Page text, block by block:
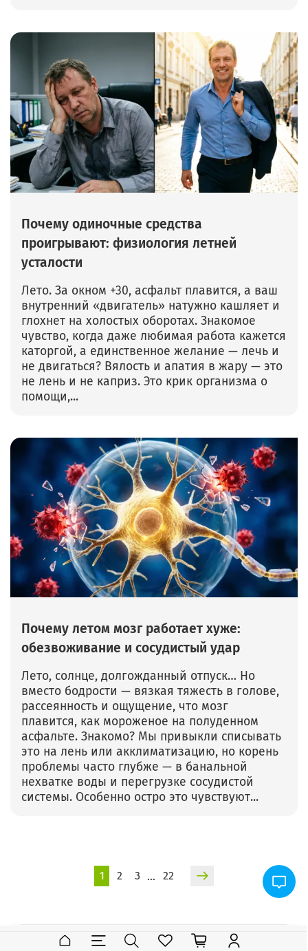
Почему одиночные средства
проигрывают: физиология летней
усталости
Лето. За окном +30, асфальт плавится, а ваш
внутренний «двигатель» натужно кашляет и
глохнет на холостых оборотах. Знакомое
чувство, когда даже любимая работа кажется
каторгой, а единственное желание — лечь и
не двигаться? Вялость и апатия в жару — это
не лень и не каприз. Это крик организма о
помощи,...
Почему летом мозг работает хуже:
обезвоживание и сосудистый удар
Лето, солнце, долгожданный отпуск… Но
вместо бодрости — вязкая тяжесть в голове,
рассеянность и ощущение, что мозг
плавится, как мороженое на полуденном
асфальте. Знакомо? Мы привыкли списывать
это на лень или акклиматизацию, но корень
проблемы часто глубже — в банальной
нехватке воды и перегрузке сосудистой
системы. Особенно остро это чувствуют...
1 2 3 … 22